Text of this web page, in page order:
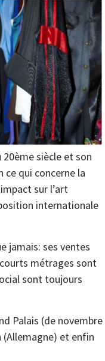
siècle et son
ce qui concerne la
sur l’art
internationale
jamais: ses ventes
métrages sont
sont toujours
Palais (de novembre
(Allemagne) et enfin